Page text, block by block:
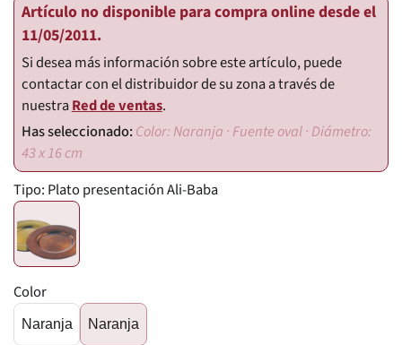
Artículo no disponible para compra online desde el
11/05/2011.
Si desea más información sobre este artículo, puede
contactar con el distribuidor de su zona a través de
nuestraRed de ventas.
Color: Naranja · Fuente oval · Diámetro:
43 x 16 cm
Tipo: Plato presentación Ali-Baba
Color
Naranja Naranja